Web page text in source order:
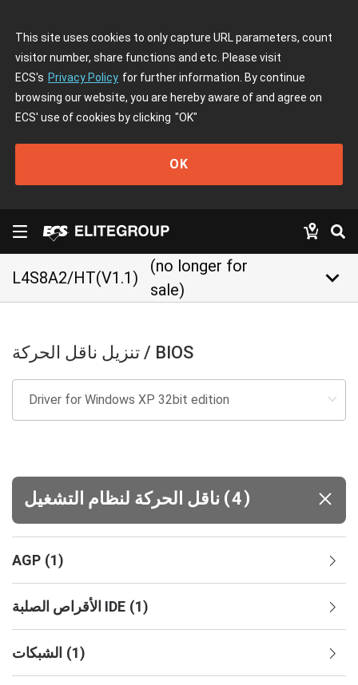
This site uses cookies to only capture URL parameters, count
visitor number, share functions and etc. Please visit
ECS's Privacy Policy for further information. By continue
browsing our website, you are hereby aware of and agree on
ECS' use of cookies by clicking "OK"
OK
L4S8A2/HT(V1.1)
(no longer for
sale)
keyboard_arrow_down
تنزيل ناقل الحركة / BIOS
(4)
AGP (1)
الأقراص الصلبة IDE (1)
الشبكات (1)